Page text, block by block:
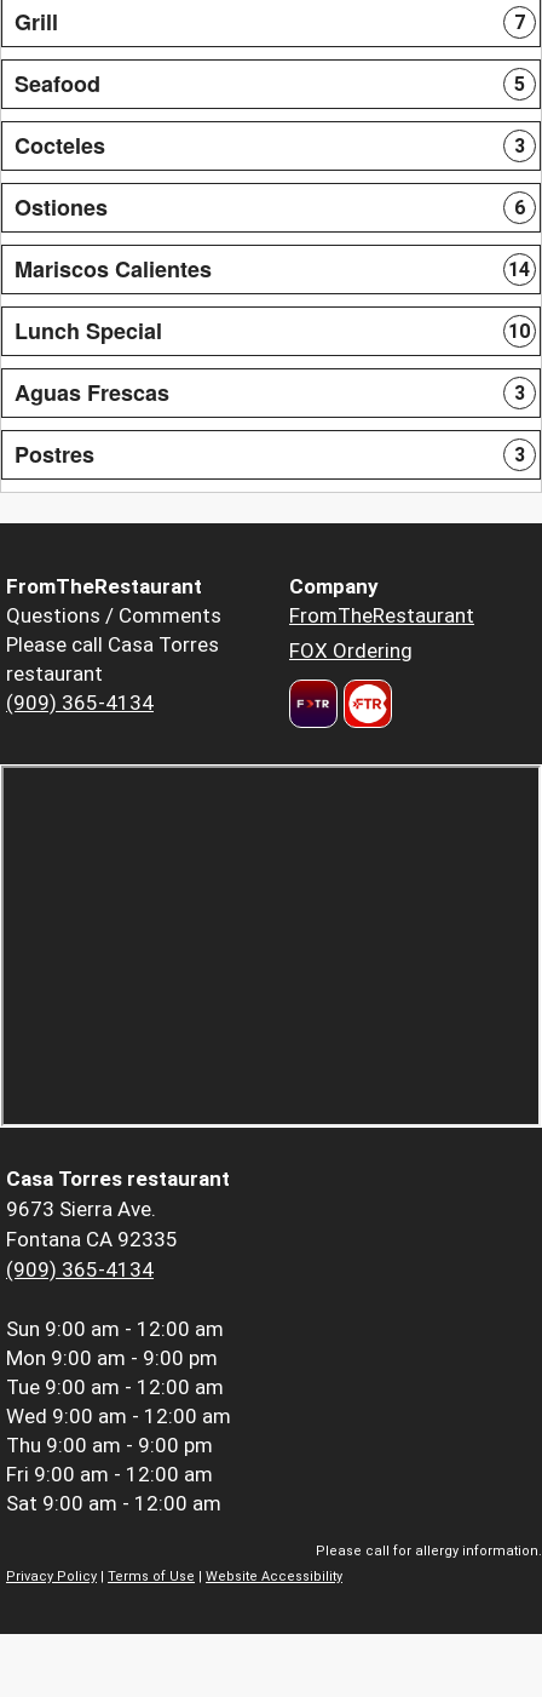
Grill 7
Seafood 5
Cocteles 3
Ostiones 6
Mariscos Calientes 14
Lunch Special 10
Aguas Frescas 3
Postres 3
FromTheRestaurant
Questions / Comments
Please call Casa Torres
restaurant
(909) 365-4134
Company
FromTheRestaurant
FOX Ordering
Casa Torres restaurant
9673 Sierra Ave.
Fontana CA 92335
(909) 365-4134
Sun 9:00 am - 12:00 am
Mon 9:00 am - 9:00 pm
Tue 9:00 am - 12:00 am
Wed 9:00 am - 12:00 am
Thu 9:00 am - 9:00 pm
Fri 9:00 am - 12:00 am
Sat 9:00 am - 12:00 am
Please call for allergy information.
Privacy Policy
Terms of Use Website Accessibility